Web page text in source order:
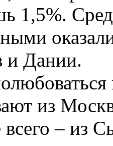
1,5%.
и Дании.
из
– из